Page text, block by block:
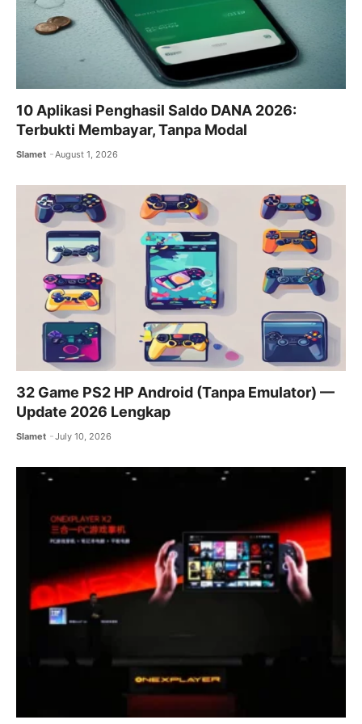
10 Aplikasi Penghasil Saldo DANA 2026:
Terbukti Membayar, Tanpa Modal
Slamet August 1, 2026
32 Game PS2 HP Android (Tanpa Emulator) —
Update 2026 Lengkap
Slamet July 10, 2026